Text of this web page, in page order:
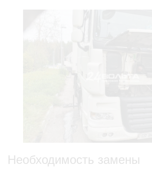
Необходимость замены